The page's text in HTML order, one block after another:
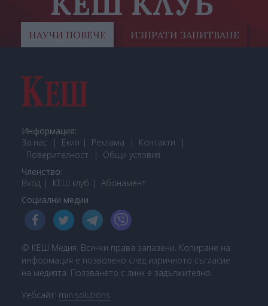
НАУЧИ ПОВЕЧЕ ИЗПРАТИ ЗАПИТВАНЕ
Информация:
За нас
Екип Реклама
Контакти
Поверителност
Общи условия
Членство:
Вход
КЕШ клуб Абонамент
Социални медии
© КЕШ Медия. Всички права запазени. Копиране на
информация е позволено след изричното съгласие
на медията. Ползването с линк е задължително.
Уебсайт: min.solutions